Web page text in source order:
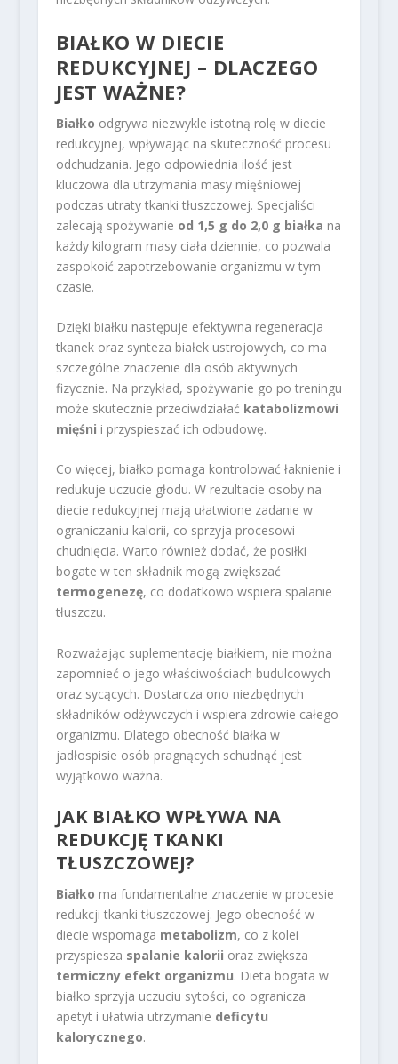
BIAŁKO W DIECIE
REDUKCYJNEJ – DLACZEGO
JEST WAŻNE?
Białko odgrywa niezwykle istotną rolę w diecie
redukcyjnej, wpływając na skuteczność procesu
odchudzania. Jego odpowiednia ilość jest
kluczowa dla utrzymania masy mięśniowej
podczas utraty tkanki tłuszczowej. Specjaliści
zalecają spożywanie od 1,5 g do 2,0 g białka na
każdy kilogram masy ciała dziennie, co pozwala
zaspokoić zapotrzebowanie organizmu w tym
czasie.
Dzięki białku następuje efektywna regeneracja
tkanek oraz synteza białek ustrojowych, co ma
szczególne znaczenie dla osób aktywnych
fizycznie. Na przykład, spożywanie go po treningu
może skutecznie przeciwdziałać katabolizmowi
mięśni i przyspieszać ich odbudowę.
Co więcej, białko pomaga kontrolować łaknienie i
redukuje uczucie głodu. W rezultacie osoby na
diecie redukcyjnej mają ułatwione zadanie w
ograniczaniu kalorii, co sprzyja procesowi
chudnięcia. Warto również dodać, że posiłki
bogate w ten składnik mogą zwiększać
termogenezę, co dodatkowo wspiera spalanie
tłuszczu.
Rozważając suplementację białkiem, nie można
zapomnieć o jego właściwościach budulcowych
oraz sycących. Dostarcza ono niezbędnych
składników odżywczych i wspiera zdrowie całego
organizmu. Dlatego obecność białka w
jadłospisie osób pragnących schudnąć jest
wyjątkowo ważna.
JAK BIAŁKO WPŁYWA NA
REDUKCJĘ TKANKI
TŁUSZCZOWEJ?
Białko ma fundamentalne znaczenie w procesie
redukcji tkanki tłuszczowej. Jego obecność w
diecie wspomaga metabolizm, co z kolei
przyspiesza spalanie kalorii oraz zwiększa
termiczny efekt organizmu. Dieta bogata w
białko sprzyja uczuciu sytości, co ogranicza
apetyt i ułatwia utrzymanie deficytu
kalorycznego.